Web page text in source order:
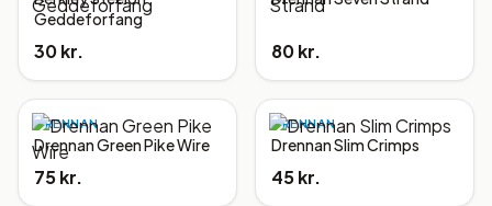
Geddeforfang
30 kr. 80 kr.
DRENNAN
Drennan Green Pike Wire
75 kr.
DRENNAN
Drennan Slim Crimps
45 kr.